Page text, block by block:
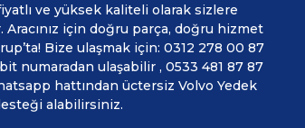
ve yüksek kaliteli olarak sizlere
Aracınız için doğru parça, doğru hizmet
Bize ulaşmak için: 0312 278 00 87
numaradan ulaşabilir , 0533 481 87 87
hattından üctersiz Volvo Yedek
alabilirsiniz.